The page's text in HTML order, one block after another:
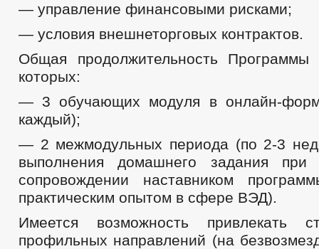
— управление финансовыми рисками;
— условия внешнеторговых контрактов.
Общая продолжительность
которых:
— 3 обучающих модуля в онлайн-
каждый);
— 2 межмодульных периода (по 2-3
выполнения домашнего задания при
сопровождении наставником
практическим опытом в сфере ВЭД).
Имеется возможность привлекать
профильных направлений (на